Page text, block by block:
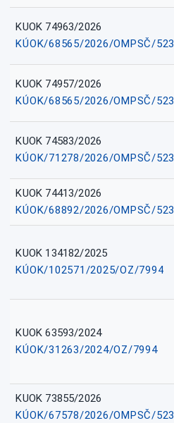
KUOK 74963/2026
KÚOK/68565/2026/OMPSČ/523
KUOK 74957/2026
KÚOK/68565/2026/OMPSČ/523
KUOK 74583/2026
KÚOK/71278/2026/OMPSČ/523
KUOK 74413/2026
KÚOK/68892/2026/OMPSČ/523
KUOK 134182/2025
KÚOK/102571/2025/OZ/7994
KUOK 63593/2024
KÚOK/31263/2024/OZ/7994
KUOK 73855/2026
KÚOK/67578/2026/OMPSČ/523